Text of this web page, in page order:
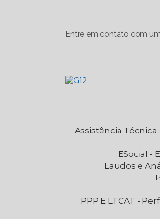
Entre em contato com
Assistência
eSocial
Laudos e
PPP E LTCAT - Perfil Profissiográfico Previdenciário e Laudo Técnico das Condições Ambientais de